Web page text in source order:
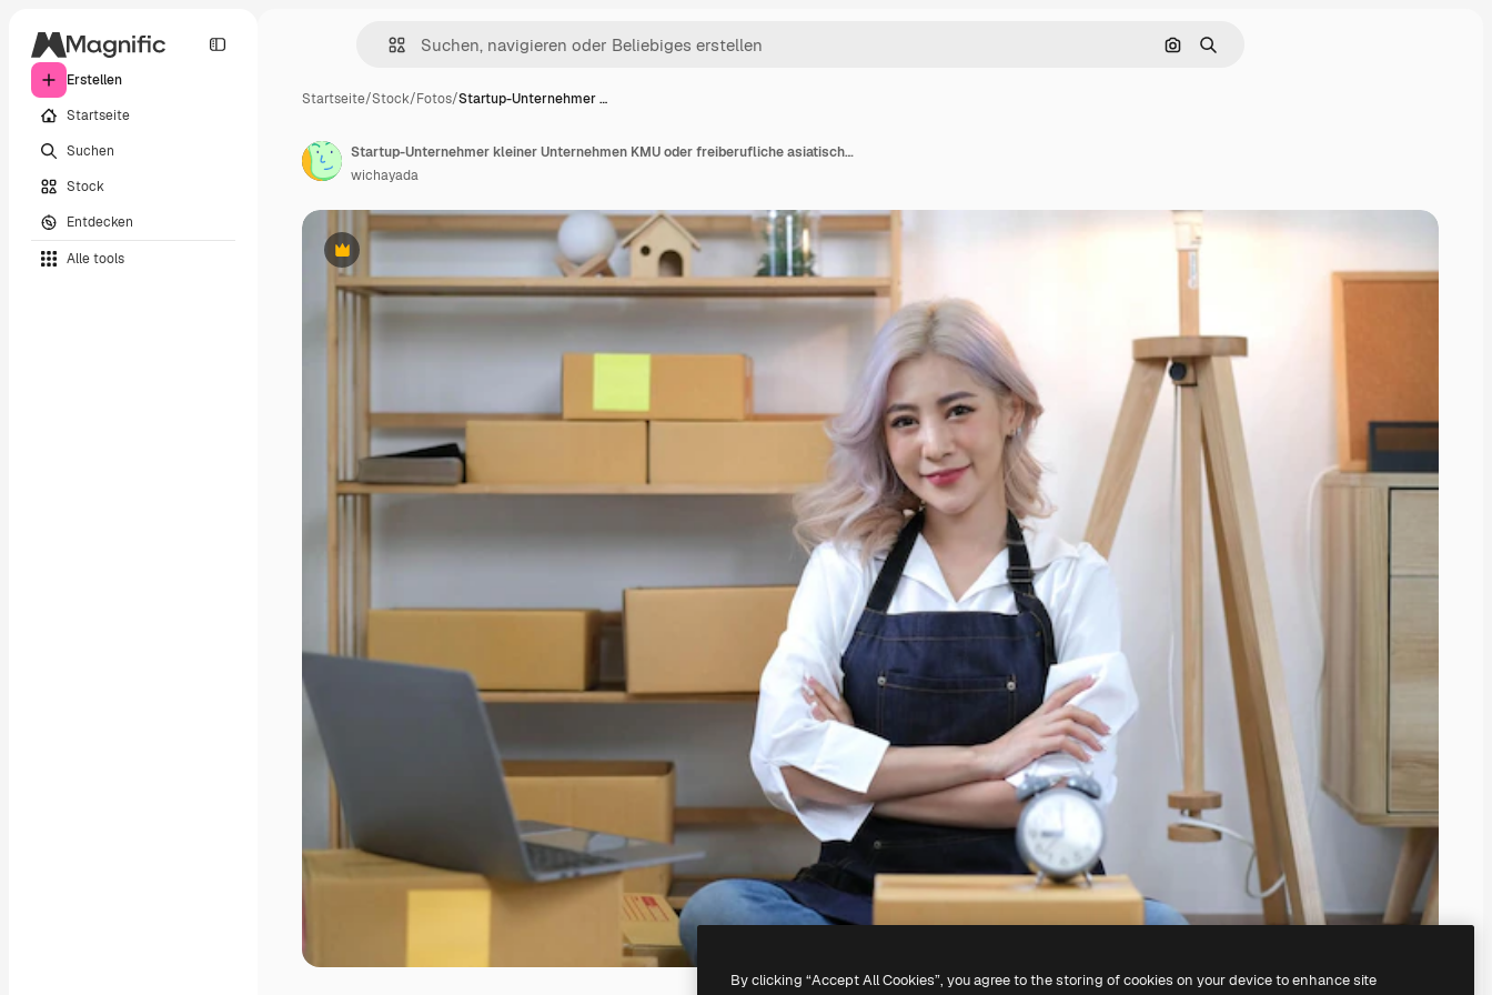
Erstellen
Startseite
Suchen
Stock
Entdecken
Alle tools
Nach Bild suchen
Suchen
Startseite/Stock/Fotos/Startup-Unternehmer …
Premium
Startup-Unternehmer kleiner Unternehmen KMU oder freiberufliche asiatische Frau mit einem Laptop mit Schachtel Junge Erfolg Asiatische Frau mit ihrer Hand heben Online-Marketing Verpackung Schachtel und Lieferung KMU-Konzept
wichayada
By clicking “Accept All Cookies”, you agree to the storing of cookies on your device to enhance site